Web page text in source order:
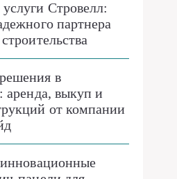
Стровелл:
партнера
в
аренда, выкуп и
от компании